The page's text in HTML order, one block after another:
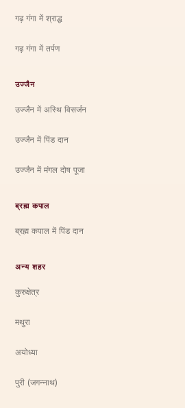
गढ़ गंगा में श्राद्ध
गढ़ गंगा में तर्पण
उज्जैन
उज्जैन में अस्थि विसर्जन
उज्जैन में पिंड दान
उज्जैन में मंगल दोष पूजा
ब्रह्म कपाल
ब्रह्म कपाल में पिंड दान
अन्य शहर
कुरुक्षेत्र
मथुरा
अयोध्या
पुरी (जगन्नाथ)